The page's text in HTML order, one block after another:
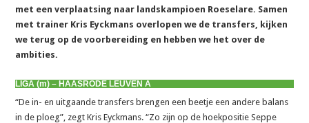
met een verplaatsing naar landskampioen Roeselare. Samen
met trainer Kris Eyckmans overlopen we de transfers, kijken
we terug op de voorbereiding en hebben we het over de
ambities.
LIGA (m) – HAASRODE LEUVEN A
“De in- en uitgaande transfers brengen een beetje een andere balans
in de ploeg”, zegt Kris Eyckmans. “Zo zijn op de hoekpositie Seppe